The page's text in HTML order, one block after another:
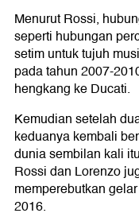
Menurut Rossi,
seperti hubungan
setim untuk tujuh
pada tahun 2007-
hengkang ke Ducati.
Kemudian setelah
keduanya kembali
dunia sembilan kali
Rossi dan Lorenzo
memperebutkan
2016.